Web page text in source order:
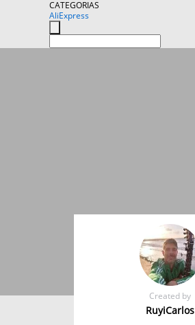
CATEGORIAS
AliExpress
Created by
RuyiCarlos